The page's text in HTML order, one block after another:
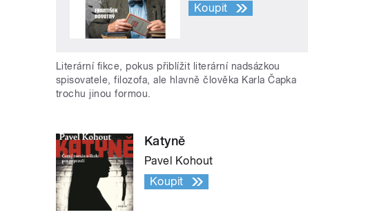
Koupit
Literární fikce, pokus přiblížit literární nadsázkou
spisovatele, filozofa, ale hlavně člověka Karla Čapka
trochu jinou formou.
Katyně
Pavel Kohout
Koupit